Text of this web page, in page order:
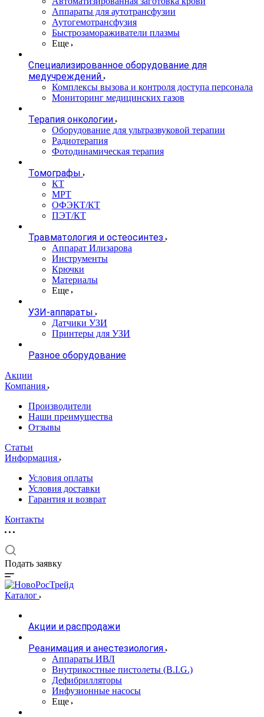
Аппараты для аутотрансфузии
Аутогемотрансфузия
Быстрозамораживатели плазмы
Еще
Специализированное оборудование для
медучреждений
Комплексы вызова и контроля доступа персонала
Мониторинг медицинских газов
Терапия онкологии
Оборудование для ультразвуковой терапии
Радиотерапия
Фотодинамическая терапия
Томографы
КТ
МРТ
ОФЭКТ/КТ
ПЭТ/КТ
Травматология и остеосинтез
Аппарат Илизарова
Инструменты
Крючки
Материалы
Еще
УЗИ-аппараты
Датчики УЗИ
Принтеры для УЗИ
Разное оборудование
Акции
Компания
Производители
Наши преимущества
Отзывы
Статьи
Информация
Условия оплаты
Условия доставки
Гарантия и возврат
Контакты
Подать заявку
Каталог
Акции и распродажи
Реанимация и анестезиология
Аппараты ИВЛ
Внутрикостные пистолеты (B.I.G.)
Дефибрилляторы
Инфузионные насосы
Еще